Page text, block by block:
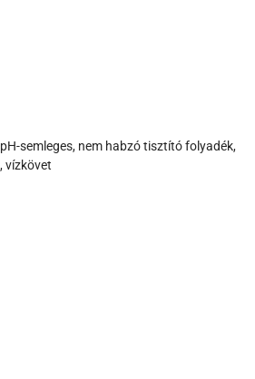
semleges, nem habzó tisztító folyadék,
vízkövet